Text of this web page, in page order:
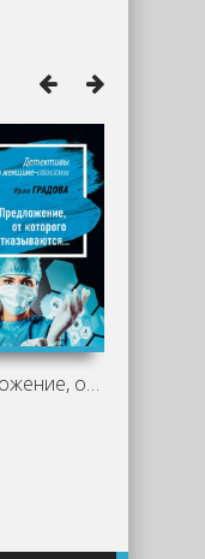
Предложение, от которого не